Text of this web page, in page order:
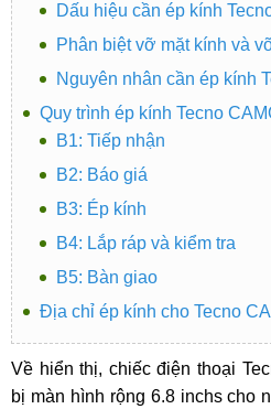
Dấu hiệu cần ép kính
Phân biệt vỡ mặt kính và
Nguyên nhân cần ép kính
Quy trình ép kính Tecno
B1: Tiếp nhận
B2: Báo giá
B3: Ép kính
B4: Lắp ráp và kiểm tra
B5: Bàn giao
Địa chỉ ép kính cho Tecno
Về hiển thị, chiếc điện thoại
bị màn hình rộng 6.8 inchs cho